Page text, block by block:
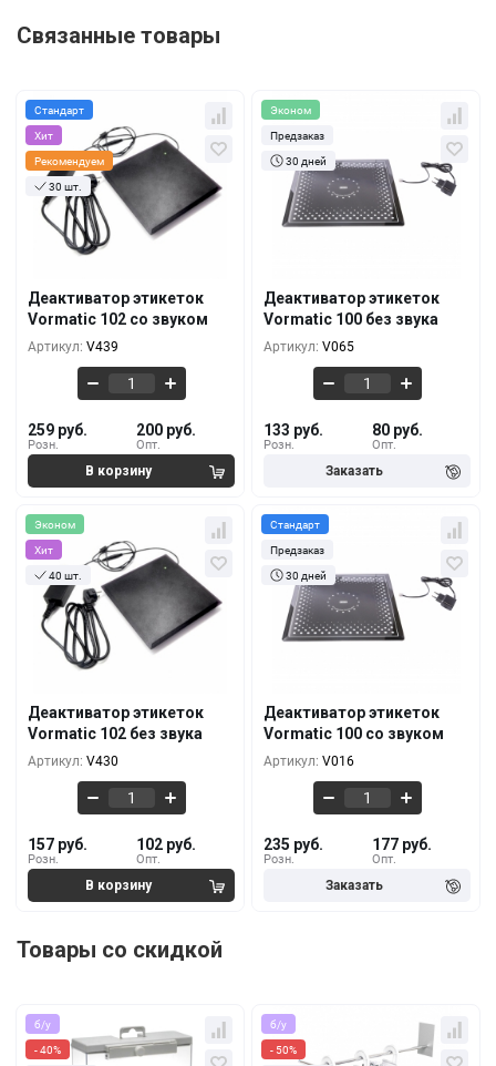
Связанные товары
Стандарт
Хит
Рекомендуем
30 шт.
Деактиватор этикеток
Vormatic 102 со звуком
Артикул: V439
Розн.
259 руб.
Опт.
200 руб.
Кол-во За 1 шт.
5+ 240 руб.
Эконом
Предзаказ
30 дней
Деактиватор этикеток
Vormatic 100 без звука
Артикул: V065
Розн.
133 руб.
Опт.
80 руб.
Кол-во
5+ 118 руб.
Эконом
Хит
40 шт.
Деактиватор этикеток
Vormatic 102 без звука
Артикул: V430
Розн.
157 руб.
Опт.
102 руб.
Кол-во За 1 шт.
5+ 142 руб.
Стандарт
Предзаказ
30 дней
Деактиватор этикеток
Vormatic 100 со звуком
Артикул: V016
Розн.
235 руб.
Опт.
177 руб.
Кол-во
5+ 217 руб.
Товары со скидкой
б/у
- 40%
б/у
- 50%